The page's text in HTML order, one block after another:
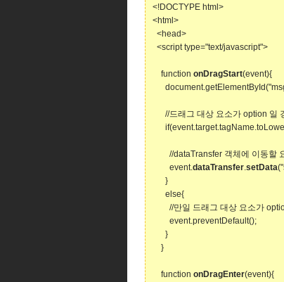
<!DOCTYPE html>
<html>
<head>
<script type="text/javascript">
function onDragStart(event){
//드래그 대상 요소가 option 일
//dataTransfer 객체에 이동할
event.dataTransfer.setData
}
else{
//만일 드래그 대상 요소가
event.preventDefault();
}
}
function onDragEnter(event){